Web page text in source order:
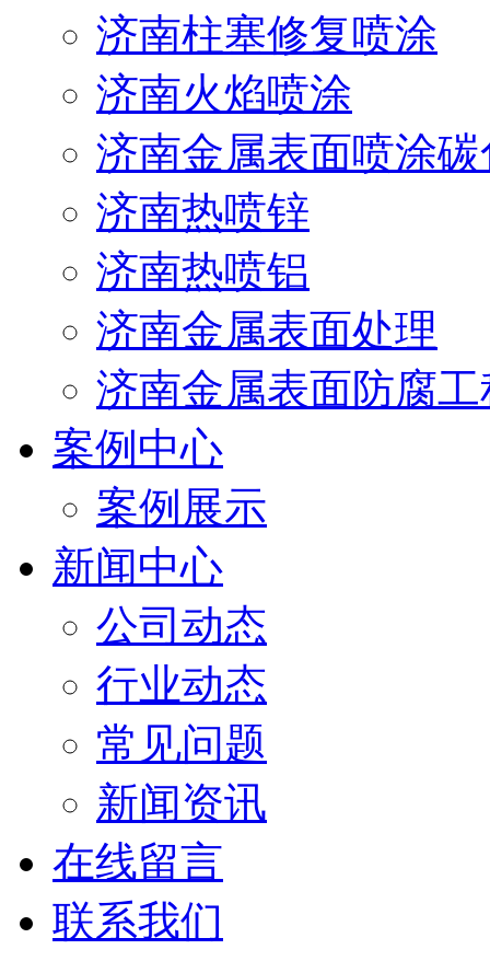
济南柱塞修复喷涂
济南火焰喷涂
济南金属表面喷涂
济南热喷锌
济南热喷铝
济南金属表面处理
济南金属表面防腐工
案例中心
案例展示
新闻中心
公司动态
行业动态
常见问题
新闻资讯
在线留言
联系我们